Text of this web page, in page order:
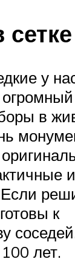
у
в
к
лет.